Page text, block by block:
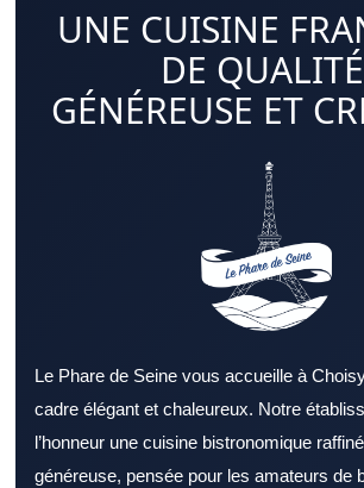
UNE CUISINE
DE
GÉNÉREUSE ET
Le Phare de Seine vous accueille à
cadre élégant et chaleureux. Notre
l’honneur une cuisine bistronomique
généreuse, pensée pour les amateurs de